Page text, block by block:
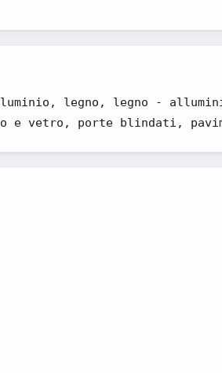
legno, legno -
e vetro, porte blindati,